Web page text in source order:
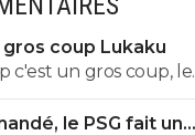
coup Lukaku
c'est un gros coup, le
!
le PSG fait une